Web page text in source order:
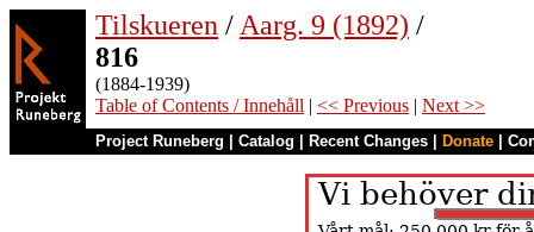
Tilskueren / Aarg. 9 (1892) /
816
(1884-1939)
Table of Contents / Innehåll | << Previous | Next >>
Project Runeberg Catalog Recent Changes Donate